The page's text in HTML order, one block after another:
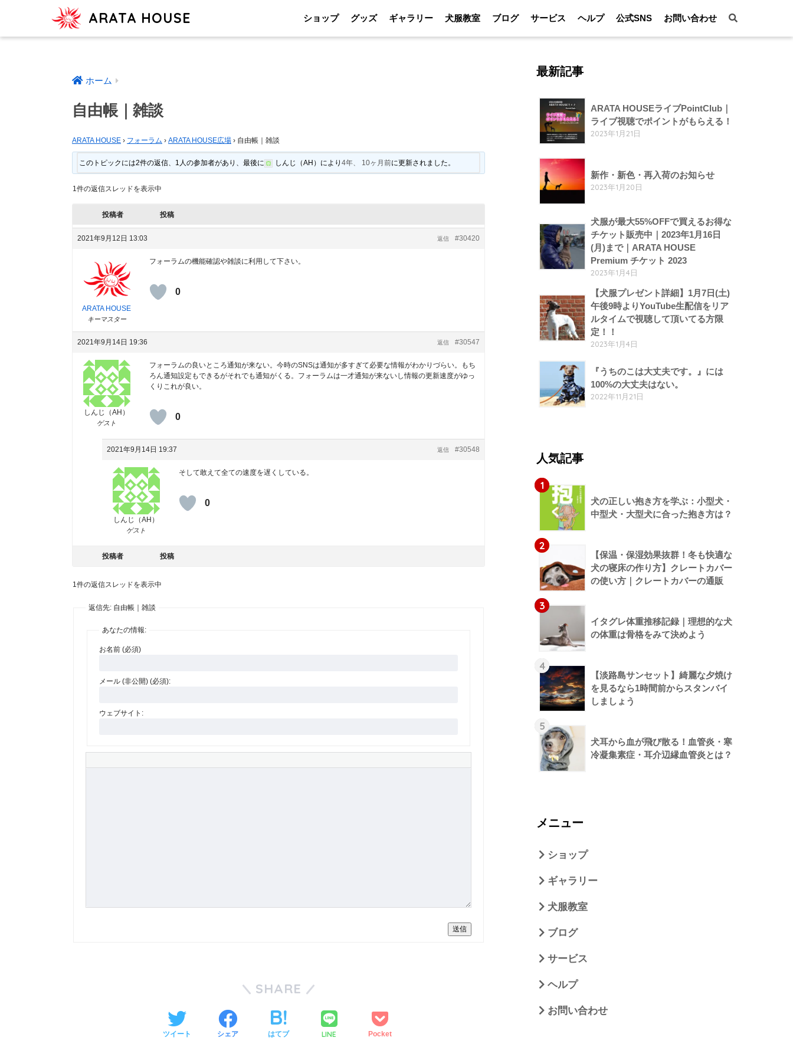
ARATA HOUSE ショップ グッズ ギャラリー 犬服教室 ブログ サービス ヘルプ 公式SNS お問い合わせ
ホーム
自由帳｜雑談
ARATA HOUSE › フォーラム › ARATA HOUSE広場 › 自由帳｜雑談
このトピックには2件の返信、1人の参加者があり、最後に しんじ（AH） により4年、 10ヶ月前に更新されました。
1件の返信スレッドを表示中
投稿者 投稿
2021年9月12日 13:03 #30420
返信
ARATA HOUSE
キーマスター
フォーラムの機能確認や雑談に利用して下さい。
0
2021年9月14日 19:36 #30547
返信
しんじ（AH）
ゲスト
フォーラムの良いところ通知が来ない。今時のSNSは通知が多すぎて必要な情報がわかりづらい。もち
ろん通知設定もできるがそれでも通知がくる。フォーラムは一才通知が来ないし情報の更新速度がゆっ
くりこれが良い。
0
2021年9月14日 19:37 #30548
返信
しんじ（AH）
ゲスト
そして敢えて全ての速度を遅くしている。
0
投稿者 投稿
1件の返信スレッドを表示中
返信先: 自由帳｜雑談
あなたの情報:
お名前 (必須)
メール (非公開) (必須):
ウェブサイト:
送信
SHARE
ツイート シェア はてブ LINE Pocket
最新記事
ARATA HOUSEライブPointClub｜
ライブ視聴でポイントがもらえる！
2023年1月21日
新作・新色・再入荷のお知らせ
2023年1月20日
犬服が最大55%OFFで買えるお得な
チケット販売中｜2023年1月16日
(月)まで｜ARATA HOUSE
Premium チケット 2023
2023年1月4日
【犬服プレゼント詳細】1月7日(土)
午後9時よりYouTube生配信をリア
ルタイムで視聴して頂いてる方限
定！！
2023年1月4日
『うちのこは大丈夫です。』には
100%の大丈夫はない。
2022年11月21日
人気記事
1
犬の正しい抱き方を学ぶ：小型犬・
中型犬・大型犬に合った抱き方は？
2
【保温・保湿効果抜群！冬も快適な
犬の寝床の作り方】クレートカバー
の使い方｜クレートカバーの通販
3
イタグレ体重推移記録｜理想的な犬
の体重は骨格をみて決めよう
4
【淡路島サンセット】綺麗な夕焼け
を見るなら1時間前からスタンバイ
しましょう
5
犬耳から血が飛び散る！血管炎・寒
冷凝集素症・耳介辺縁血管炎とは？
メニュー
ショップ
ギャラリー
犬服教室
ブログ
サービス
ヘルプ
お問い合わせ